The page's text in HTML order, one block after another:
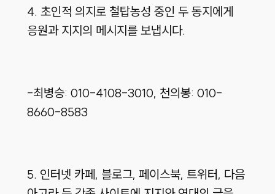
4. 초인적 의지로 철탑농성 중인 두 동지에게
응원과 지지의 메시지를 보냅시다.
-최병승: 010-4108-3010, 천의봉: 010-
8660-8583
5. 인터넷 카페, 블로그, 페이스북, 트위터, 다음